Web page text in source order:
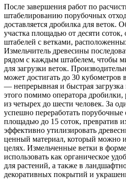
После завершения работ по
штабелированию порубочных
доставляется дробилка для веток.
участка площадью от десяти соток,
штабелей с ветками,
Измельчитель древесины
рядом с каждым штабелем, чтобы
для загрузки веток.
может достигать до 30 кубометров
— непрерывная и быстрая
этого помимо оператора дробилки,
из четырех до шести человек. За
успешно переработать порубочные
площадью до 15 соток, превратив
эффективно утилизировать
ценный материал, который можно
целях. Измельченные ветки в
использовать как органическое
для растений, а также в
декоративных покрытий и